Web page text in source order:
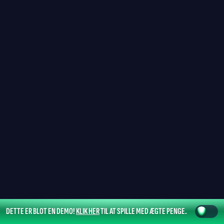
DETTE ER BLOT EN DEMO!KLIK HERTIL AT SPILLE MED ÆGTE PENGE.